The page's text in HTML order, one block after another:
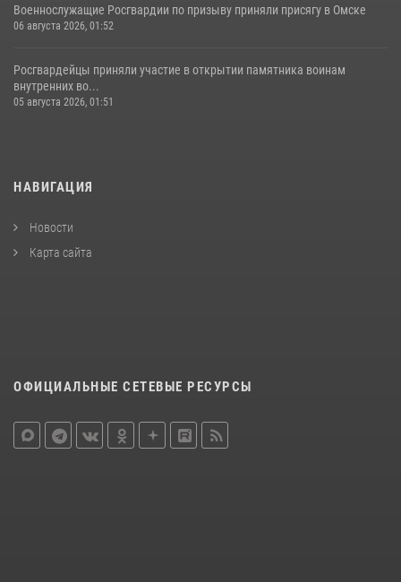
Военнослужащие Росгвардии по призыву приняли присягу в Омске
06 августа 2026, 01:52
Росгвардейцы приняли участие в открытии памятника воинам
внутренних во...
05 августа 2026, 01:51
НАВИГАЦИЯ
Новости
Карта сайта
ОФИЦИАЛЬНЫЕ СЕТЕВЫЕ РЕСУРСЫ